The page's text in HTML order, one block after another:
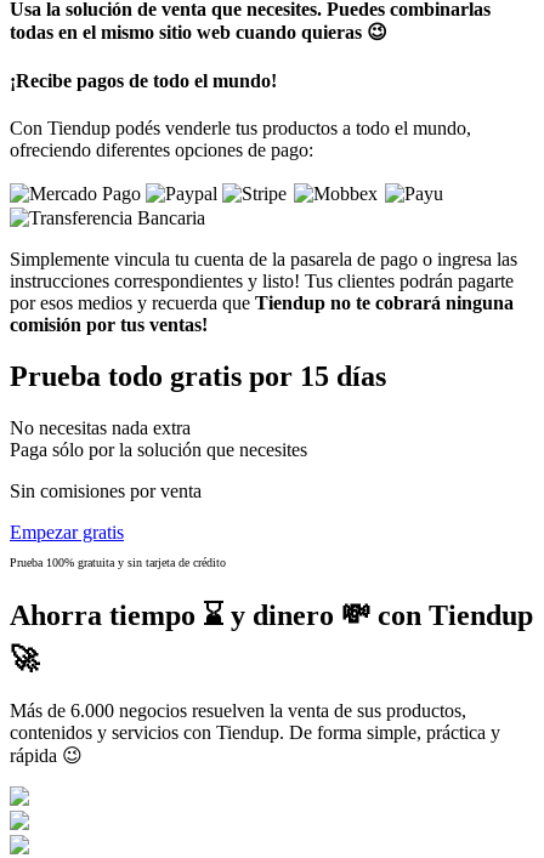
Usa la solución de venta que necesites. Puedes combinarlas
todas en el mismo sitio web cuando quieras 😉
¡Recibe pagos de todo el mundo!
Con Tiendup podés venderle tus productos a todo el mundo,
ofreciendo diferentes opciones de pago:
Simplemente vincula tu cuenta de la pasarela de pago o ingresa las
instrucciones correspondientes y listo! Tus clientes podrán pagarte
por esos medios y recuerda que Tiendup no te cobrará ninguna
comisión por tus ventas!
Prueba todo gratis por 15 días
No necesitas nada extra
Paga sólo por la solución que necesites
Sin comisiones por venta
Empezar gratis
Prueba 100% gratuita y sin tarjeta de crédito
Ahorra tiempo ⌛ y dinero 💸 con Tiendup
🚀
Más de 6.000 negocios resuelven la venta de sus productos,
contenidos y servicios con Tiendup. De forma simple, práctica y
rápida 😉